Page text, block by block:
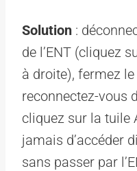
Solution :
de l’ENT (cliquez
à droite), fermez
reconnectez-vous
cliquez sur la tuile
jamais d’accéder
sans passer par